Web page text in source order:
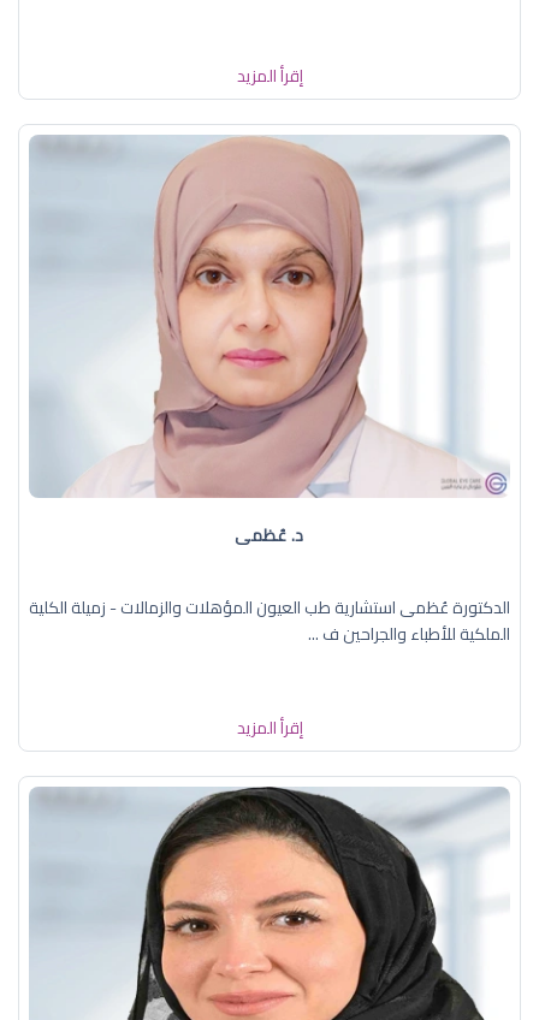
إقرأ المزيد
د. عُظمى
الدكتورة عُظمى استشارية طب العيون المؤهلات والزمالات - زميلة الكلية
الملكية للأطباء والجراحين ف ...
إقرأ المزيد